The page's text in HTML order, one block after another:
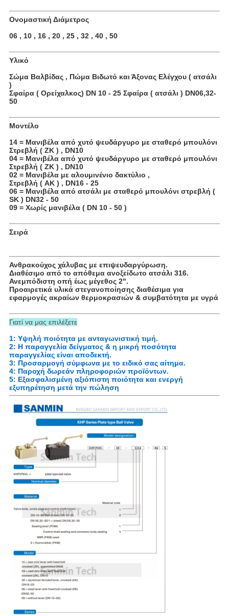
Ονομαστική Διάμετρος
06 , 10 , 16 , 20 , 25 , 32 , 40 , 50
Υλικό
Σώμα Βαλβίδας , Πώμα Βιδωτό και Άξονας Ελέγχου ( ατσάλι
)
Σφαίρα ( Ορείχαλκος) DN 10 - 25 Σφαίρα ( ατσάλι ) DN06,32-
50
Μοντέλο
14 = Μανιβέλα από χυτό ψευδάργυρο με σταθερό μπουλόνι
Στρεβλή ( ZK ) , DN10
04 = Μανιβέλα από χυτό ψευδάργυρο με σταθερό μπουλόνι
Στρεβλή ( ZK ) , DN10
02 = Μανιβέλα με αλουμινένιο δακτύλιο ,
Στρεβλή ( AK ) , DN16 - 25
06 = Μανιβέλα από ατσάλι με σταθερό μπουλόνι στρεβλή (
SK ) DN32 - 50
09 = Χωρίς μανιβέλα ( DN 10 - 50 )
Σειρά
Ανθρακούχος χάλυβας με επιψευδαργύρωση.
Διαθέσιμο από το απόθεμα ανοξείδωτο ατσάλι 316.
Ανεμπόδιστη οπή έως μέγεθος 2".
Προαιρετικά υλικά στεγανοποίησης διαθέσιμα για
εφαρμογές ακραίων θερμοκρασιών & συμβατότητα με υγρά
Γιατί να μας επιλέξετε
1: Υψηλή ποιότητα με ανταγωνιστική τιμή.
2: Η παραγγελία δείγματος & η μικρή ποσότητα
παραγγελίας είναι αποδεκτή.
3: Προσαρμογή σύμφωνα με το ειδικό σας αίτημα.
4: Παροχή δωρεάν πληροφοριών προϊόντων.
5: Εξασφαλισμένη αξιόπιστη ποιότητα και ενεργή
εξυπηρέτηση μετά την πώληση